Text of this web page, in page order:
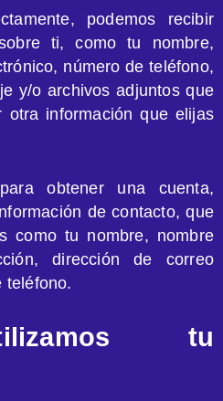
podemos recibir
ti, como tu nombre,
número de teléfono,
y/o archivos adjuntos que
otra información que elijas
obtener una cuenta,
de contacto, que
como tu nombre, nombre
dirección de correo
teléfono.
tu